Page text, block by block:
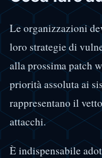
Le organizzazioni
loro strategie di
alla prossima patch
priorità assoluta ai
rappresentano il
attacchi.
È indispensabile